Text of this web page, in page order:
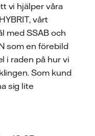
vi hjälper våra
vårt
med SSAB och
som en förebild
i raden på hur vi
Som kund
sig lite